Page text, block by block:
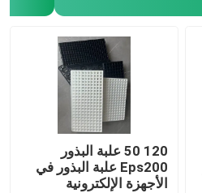
120 50 علبة البذور
Eps200 علبة البذور في
الأجهزة الإلكترونية